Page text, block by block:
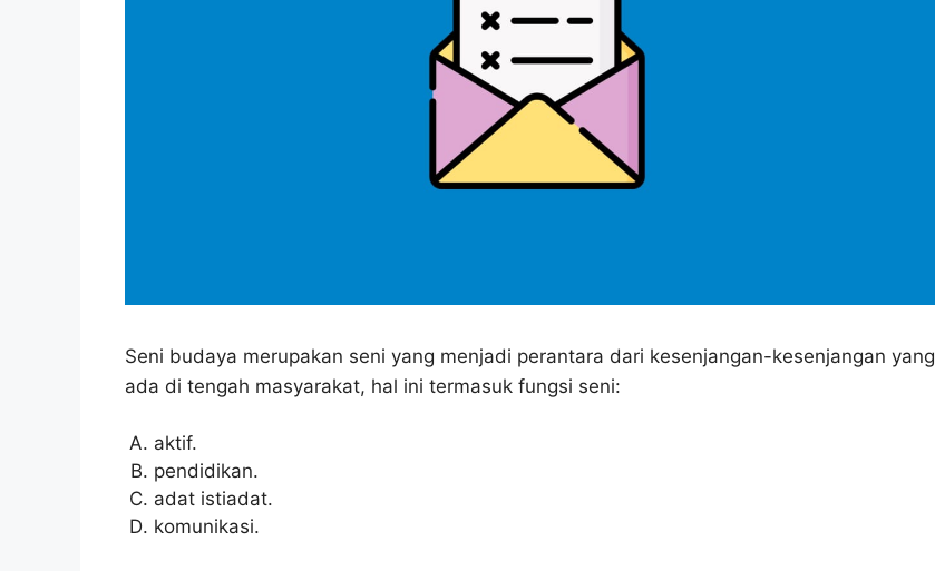
Seni budaya merupakan seni yang menjadi perantara dari kesenjangan-kesenjangan yang
ada di tengah masyarakat, hal ini termasuk fungsi seni:
aktif.
pendidikan.
adat istiadat.
komunikasi.